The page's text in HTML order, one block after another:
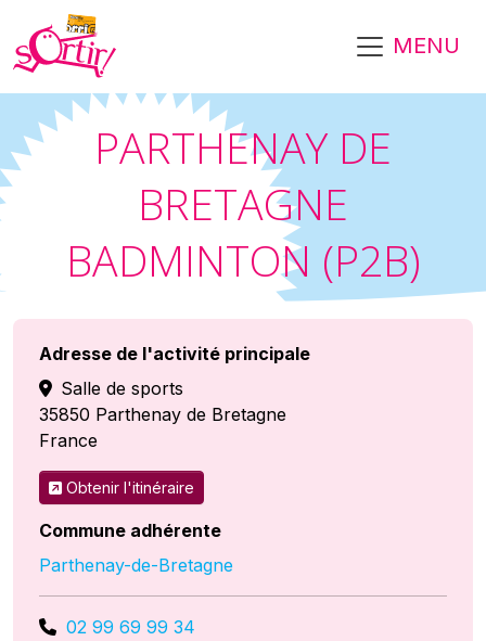
MENU
PARTHENAY DE
BRETAGNE
BADMINTON (P2B)
Adresse de l'activité principale
Salle de sports
35850 Parthenay de Bretagne
France
Obtenir l'itinéraire
Commune adhérente
Parthenay-de-Bretagne
02 99 69 99 34